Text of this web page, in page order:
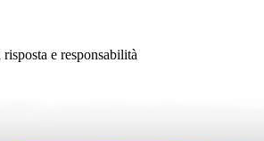
e responsabilità